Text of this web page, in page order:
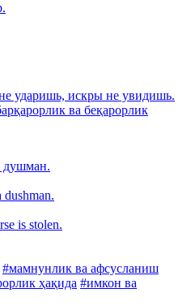
ударишь, искры не увидишь.
ва беқарорлик
душман.
is stolen.
#мамнунлик ва афсусланиш
ҳақида #имкон ва